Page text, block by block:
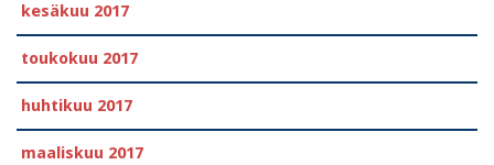
kesäkuu 2017
toukokuu 2017
huhtikuu 2017
maaliskuu 2017